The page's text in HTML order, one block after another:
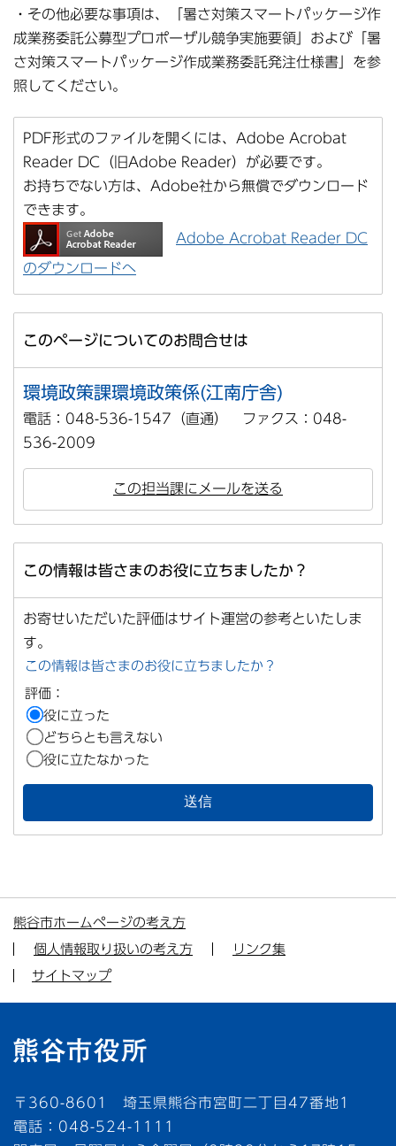
・その他必要な事項は、「暑さ対策スマートパッケージ作
成業務委託公募型プロポーザル競争実施要領」および「暑
さ対策スマートパッケージ作成業務委託発注仕様書」を参
照してください。
PDF形式のファイルを開くには、Adobe Acrobat
Reader DC（旧Adobe Reader）が必要です。
お持ちでない方は、Adobe社から無償でダウンロード
できます。
Adobe Acrobat Reader DC
のダウンロードへ
このページについてのお問合せは
環境政策課環境政策係(江南庁舎)
電話：048-536-1547（直通） ファクス：048-
536-2009
この担当課にメールを送る
この情報は皆さまのお役に立ちましたか？
お寄せいただいた評価はサイト運営の参考といたしま
す。
この情報は皆さまのお役に立ちましたか？
評価：
役に立った
どちらとも言えない
役に立たなかった
熊谷市ホームページの考え方
個人情報取り扱いの考え方
リンク集
サイトマップ
〒360-8601 埼玉県熊谷市宮町二丁目47番地1
電話：048-524-1111